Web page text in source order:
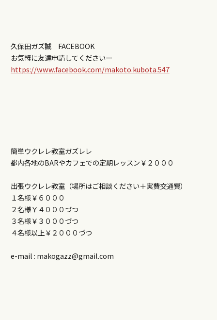
久保田ガズ誠 FACEBOOK
お気軽に友達申請してくださいー
https://www.facebook.com/makoto.kubota.547
簡単ウクレレ教室ガズレレ
都内各地のBARやカフェでの定期レッスン￥２０００
出張ウクレレ教室（場所はご相談ください＋実費交通費）
１名様￥６０００
２名様￥４０００づつ
３名様￥３０００づつ
４名様以上￥２０００づつ
e-mail : makogazz@gmail.com